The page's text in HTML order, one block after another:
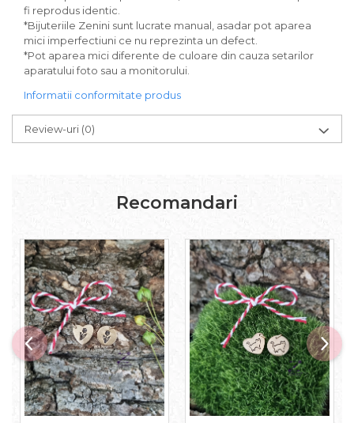
fi reprodus identic.
*Bijuteriile Zenini sunt lucrate manual, asadar pot aparea
mici imperfectiuni ce nu reprezinta un defect.
*Pot aparea mici diferente de culoare din cauza setarilor
aparatului foto sau a monitorului.
Informatii conformitate produs
Review-uri (0)
Recomandari